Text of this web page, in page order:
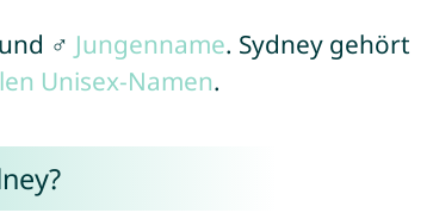
und ♂ Jungenname. Sydney gehört
Unisex-Namen.